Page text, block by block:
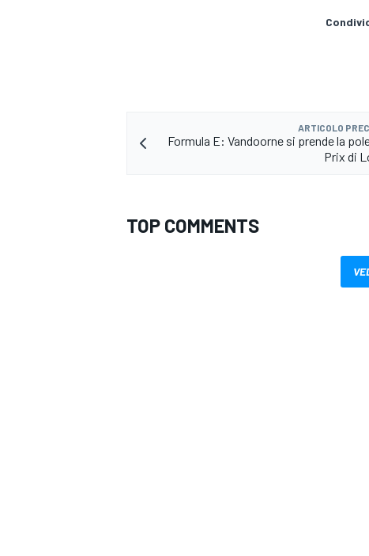
ARTICOLO
Formula E: Vandoorne si prende la
Prix di
TOP COMMENTS